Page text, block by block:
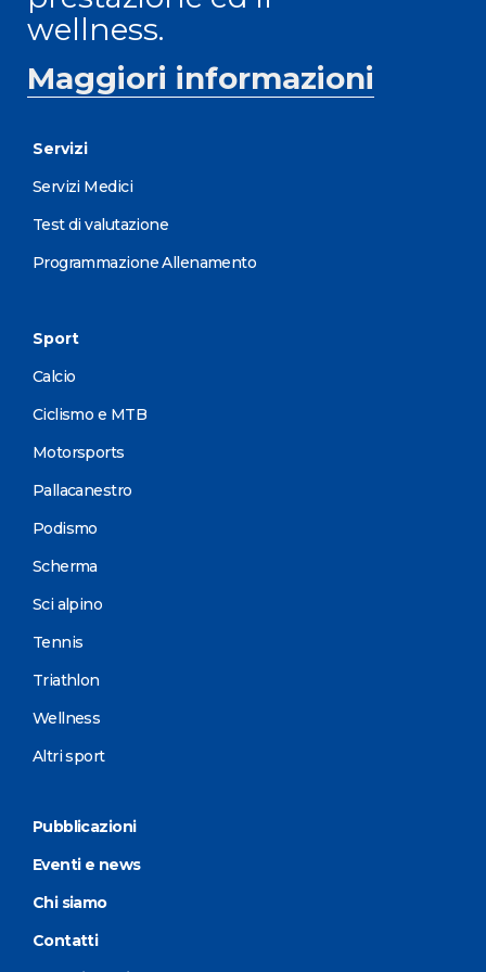
wellness.
Maggiori informazioni
Servizi
Servizi Medici
Test di valutazione
Programmazione Allenamento
Sport
Calcio
Ciclismo e MTB
Motorsports
Pallacanestro
Podismo
Scherma
Sci alpino
Tennis
Triathlon
Wellness
Altri sport
Pubblicazioni
Eventi e news
Chi siamo
Contatti